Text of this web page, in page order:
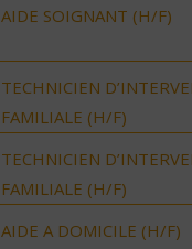
AIDE SOIGNANT (H/F)
TECHNICIEN
FAMILIALE (H/F)
TECHNICIEN
FAMILIALE (H/F)
AIDE A DOMICILE (H/F)